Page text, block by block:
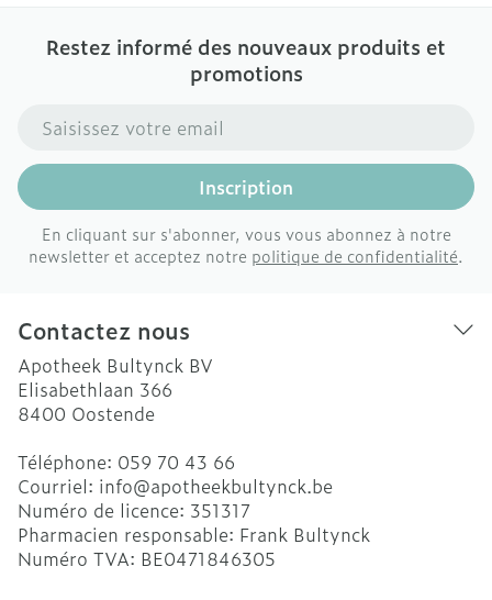
Restez informé des nouveaux produits et
promotions
Adresse mail
Inscription
En cliquant sur s'abonner, vous vous abonnez à notre
newsletter et acceptez notre politique de confidentialité.
Contactez nous
Apotheek Bultynck BV
Elisabethlaan 366
8400 Oostende
Téléphone: 059 70 43 66
Courriel: info@apotheekbultynck.be
Numéro de licence: 351317
Pharmacien responsable: Frank Bultynck
Numéro TVA: BE0471846305